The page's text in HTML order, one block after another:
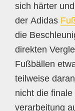
sich härter
der Adidas
die
direkten
Fußbällen
teilweise
nicht die
verarbeitung